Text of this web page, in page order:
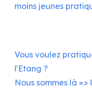
moins jeunes
Vous voulez
l'Etang ?
Nous sommes là